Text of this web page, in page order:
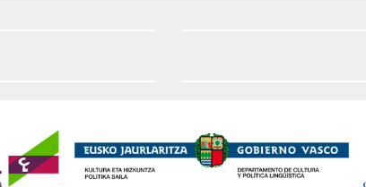
1029 m
Pagoaundi - 2026-07-16
Belate